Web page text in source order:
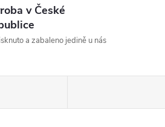
v České
a zabaleno jedině u nás